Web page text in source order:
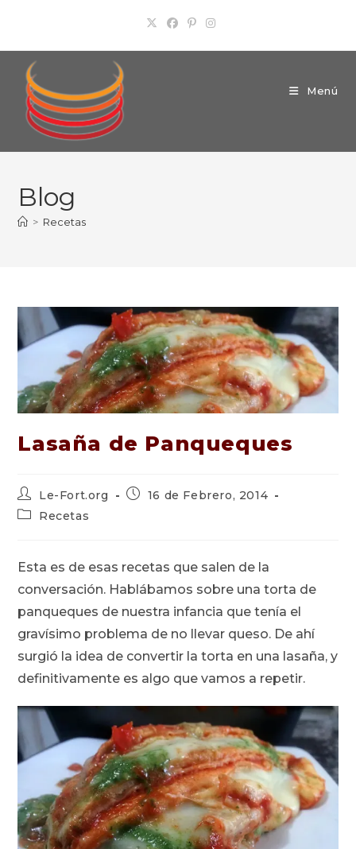
contenido
Menú
Blog
> Recetas
Lasaña de Panqueques
Autor
de
la
Le-Fort.org
Publicación
16 de Febrero, 2014
Categoría
entrada:
Recetas
Esta es de esas recetas que salen de la
conversación. Hablábamos sobre una torta de
panqueques de nuestra infancia que tenía el
gravísimo problema de no llevar queso. De ahí
surgió la idea de convertir la torta en una lasaña, y
definitivamente es algo que vamos a repetir.